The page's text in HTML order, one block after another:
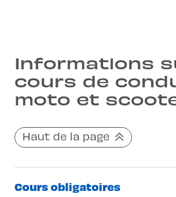
Informations
cours de
moto et
Haut de la page
Cours obligatoires